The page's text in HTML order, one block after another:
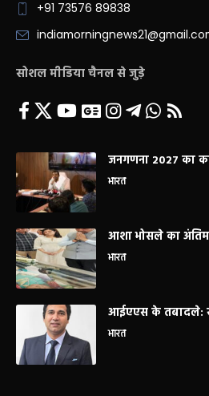
+91 73576 89838
सोशल मीडिया चैनल से जुड़े
जनगणना 2027 का
भारत
आशा भोसले का
भारत
आईएएस के तबादले:
भारत